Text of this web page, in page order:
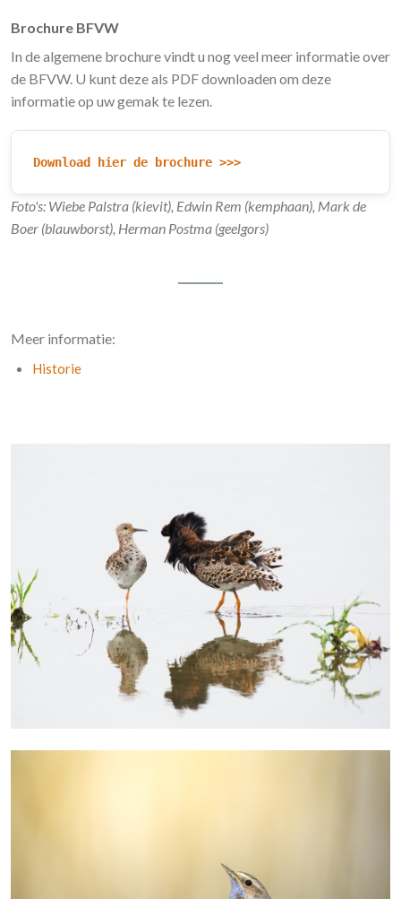
Brochure BFVW
In de algemene brochure vindt u nog veel meer informatie over
de BFVW. U kunt deze als PDF downloaden om deze
informatie op uw gemak te lezen.
Download hier de brochure >>>
Foto's: Wiebe Palstra (kievit), Edwin Rem (kemphaan), Mark de
Boer (blauwborst), Herman Postma (geelgors)
Meer informatie:
Historie